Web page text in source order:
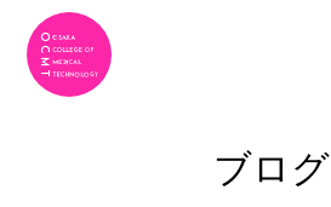
ブログ